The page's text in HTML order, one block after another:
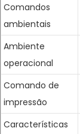
Comandos
ambientais
Ambiente
operacional
Comando de
impressão
Características